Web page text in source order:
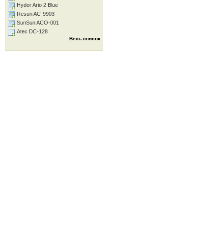
Hydor Ario 2 Blue
Resun AC-9903
SunSun ACO-001
Atec DC-128
Весь список